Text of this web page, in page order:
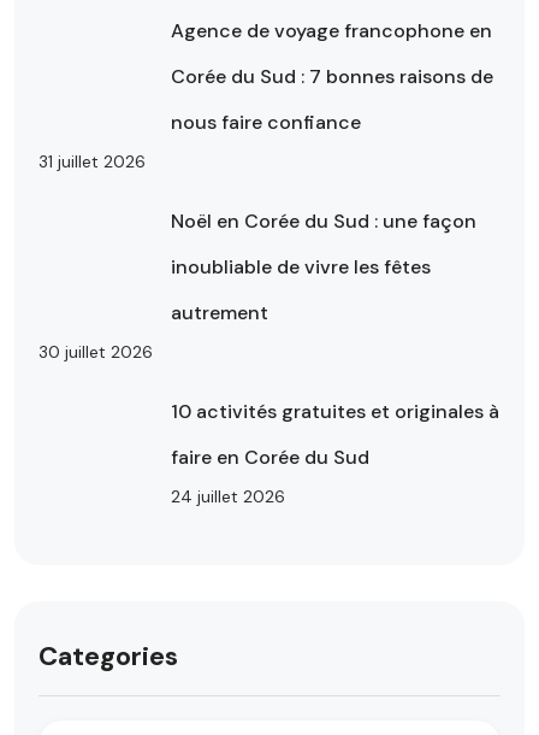
Agence de voyage francophone en
Corée du Sud : 7 bonnes raisons de
nous faire confiance
31 juillet 2026
Noël en Corée du Sud : une façon
inoubliable de vivre les fêtes
autrement
30 juillet 2026
10 activités gratuites et originales à
faire en Corée du Sud
24 juillet 2026
Categories